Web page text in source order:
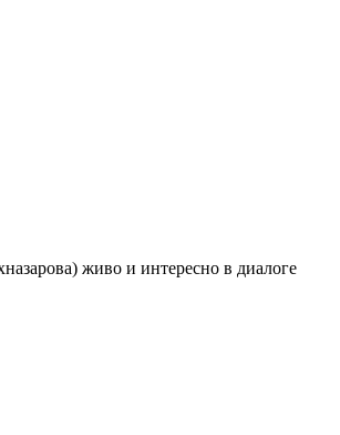
живо и интересно в диалоге